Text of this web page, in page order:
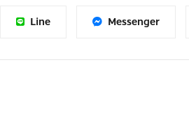
Line Messenger